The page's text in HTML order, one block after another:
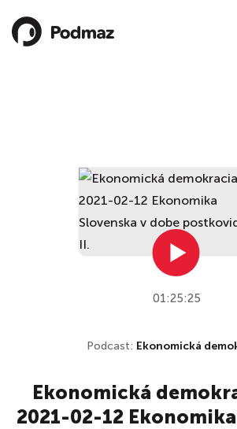
01:25:25
Podcast: Ekonomická
Ekonomická
2021-02-12